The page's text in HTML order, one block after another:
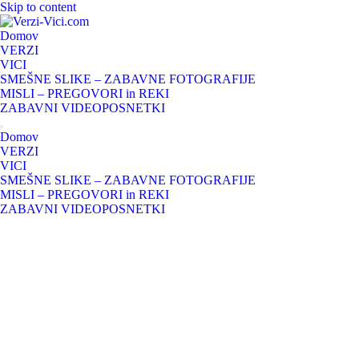
Skip to content
Domov
VERZI
VICI
SMEŠNE SLIKE – ZABAVNE FOTOGRAFIJE
MISLI – PREGOVORI in REKI
ZABAVNI VIDEOPOSNETKI
Domov
VERZI
VICI
SMEŠNE SLIKE – ZABAVNE FOTOGRAFIJE
MISLI – PREGOVORI in REKI
ZABAVNI VIDEOPOSNETKI